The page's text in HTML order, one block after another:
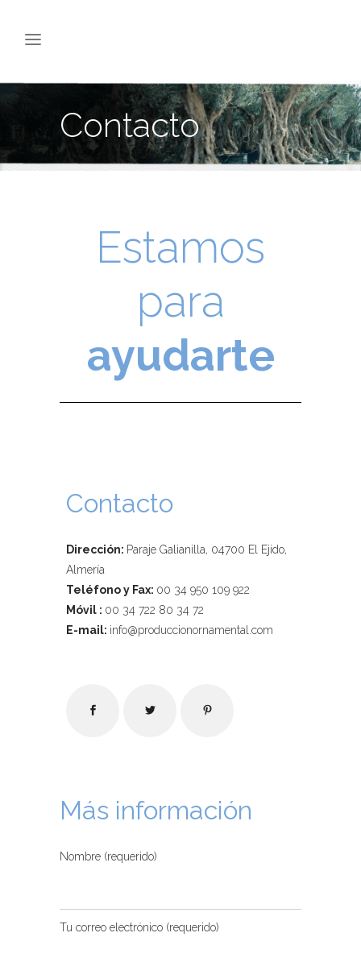
Contacto
Estamos
para
ayudarte
Contacto
Dirección: Paraje Galianilla, 04700 El Ejido,
Almería
Teléfono y Fax: 00 34 950 109 922
Móvil : 00 34 722 80 34 72
E-mail: info@produccionornamental.com
Más información
Nombre (requerido)
Tu correo electrónico (requerido)